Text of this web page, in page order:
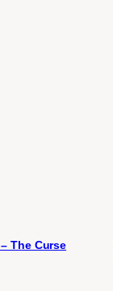
The Curse